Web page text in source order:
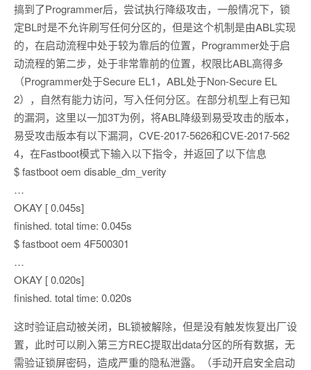
搞到了Programmer后，尝试执行降级攻击，一般情况下，锁
定BL时是不允许刷写任何分区的，但是这个机制是由ABL实现
的，在启动流程中处于较为靠后的位置，Programmer处于启
动流程的第二步，处于非常靠前的位置，权限比ABL高得多
（Programmer处于Secure EL1，ABL处于Non-Secure EL
2），自然有能力访问，写入任何分区。在部分机型上有已知
的漏洞，这里以一加3T为例，将ABL降级到易受攻击的版本，
易受攻击版本有以下漏洞，CVE-2017-5626和CVE-2017-562
4，在Fastboot模式下输入以下指令，并返回了以下信息
$ fastboot oem disable_dm_verity
…
OKAY [ 0.045s]
finished. total time: 0.045s
$ fastboot oem 4F500301
…
OKAY [ 0.020s]
finished. total time: 0.020s
这时验证启动被关闭，BL锁被解除，但是没有触发恢复出厂设
置，此时可以刷入第三方REC提取出data分区的所有数据，无
需验证锁屏密码，造成严重的隐私泄露。（手动开启安全启动